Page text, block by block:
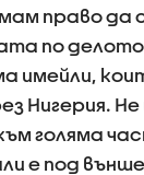
право да
по
имейли,
Нигерия.
голяма
е под